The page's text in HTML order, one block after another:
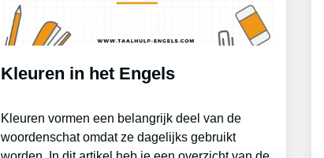
Kleuren in het Engels
Kleuren vormen een belangrijk deel van de
woordenschat omdat ze dagelijks gebruikt